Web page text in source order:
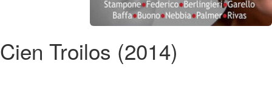
Cien Troilos (2014)